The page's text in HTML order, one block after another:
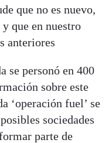
que no es nuevo,
que en nuestro
anteriores
se personó en 400
sobre este
‘operación fuel’ se
sociedades
parte de